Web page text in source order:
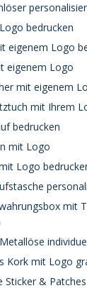
bedrucken
eigenem Logo
eigenem Logo
mit eigenem
mit Ihrem
bedrucken
mit Logo
Logo
mit
Kork mit Logo
Sticker & Patches